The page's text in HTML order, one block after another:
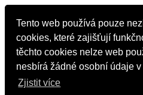
Tento web používá pouze
cookies, které zajišťují
těchto cookies nelze web
nesbírá žádné osobní údaje
Zjistit více